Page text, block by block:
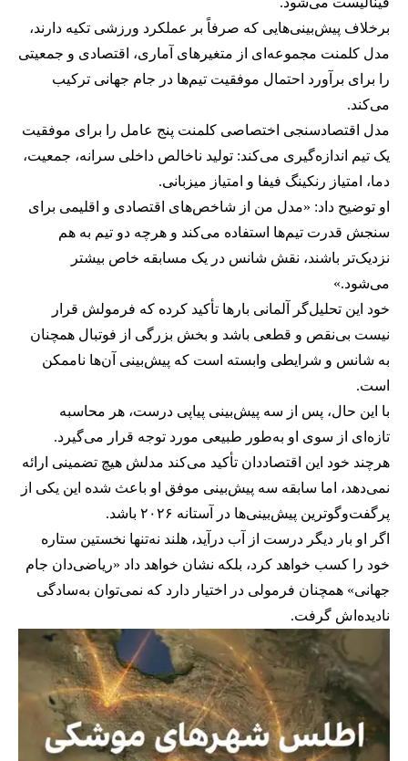
برخلاف پیش‌بینی‌هایی که صرفاً بر عملکرد ورزشی تکیه دارند،
مدل کلمنت مجموعه‌ای از متغیرهای آماری، اقتصادی و جمعیتی
را برای برآورد احتمال موفقیت تیم‌ها در جام جهانی ترکیب
می‌کند.
مدل اقتصادسنجی اختصاصی کلمنت پنج عامل را برای موفقیت
یک تیم اندازه‌گیری می‌کند: تولید ناخالص داخلی سرانه، جمعیت،
دما، امتیاز رنکینگ فیفا و امتیاز میزبانی.
او توضیح داد: «مدل من از شاخص‌های اقتصادی و اقلیمی برای
سنجش قدرت تیم‌ها استفاده می‌کند و هرچه دو تیم به هم
نزدیک‌تر باشند، نقش شانس در یک مسابقه خاص بیشتر
می‌شود.»
خود این تحلیل‌گر آلمانی بارها تأکید کرده که فرمولش قرار
نیست بی‌نقص و قطعی باشد و بخش بزرگی از فوتبال همچنان
به شانس و شرایطی وابسته است که پیش‌بینی آن‌ها ناممکن
است.
با این حال، پس از سه پیش‌بینی پیاپی درست، هر محاسبه
تازه‌ای از سوی او به‌طور طبیعی مورد توجه قرار می‌گیرد.
هرچند خود این اقتصاددان تأکید می‌کند مدلش هیچ تضمینی ارائه
نمی‌دهد، اما سابقه سه پیش‌بینی موفق او باعث شده این یکی از
پرگفت‌وگوترین پیش‌بینی‌ها در آستانه ۲۰۲۶ باشد.
اگر او بار دیگر درست از آب درآید، هلند نه‌تنها نخستین ستاره
خود را کسب خواهد کرد، بلکه نشان خواهد داد «ریاضی‌دان جام
جهانی» همچنان فرمولی در اختیار دارد که نمی‌توان به‌سادگی
نادیده‌اش گرفت.